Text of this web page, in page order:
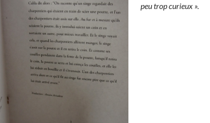
peu trop curieux ».